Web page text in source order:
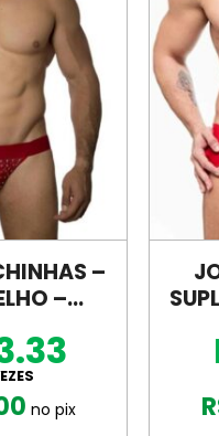
–
–
no pix